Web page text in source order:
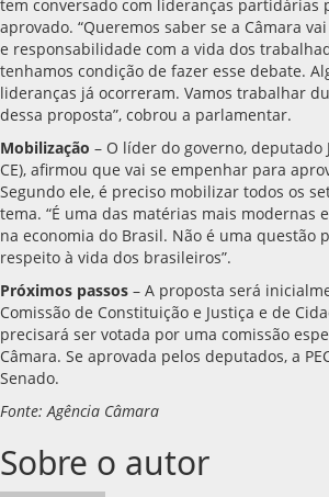
tem conversado com lideranças partidárias
aprovado. “Queremos saber se a Câmara
e responsabilidade com a vida dos
tenhamos condição de fazer esse debate.
lideranças já ocorreram. Vamos trabalhar
dessa proposta”, cobrou a parlamentar.
Mobilização – O líder do governo, deputado
CE), afirmou que vai se empenhar para
Segundo ele, é preciso mobilizar todos os
tema. “É uma das matérias mais modernas
na economia do Brasil. Não é uma questão
respeito à vida dos brasileiros”.
Próximos passos – A proposta será
Comissão de Constituição e Justiça e de
precisará ser votada por uma comissão
Câmara. Se aprovada pelos deputados, a
Senado.
Fonte: Agência Câmara
Sobre o autor